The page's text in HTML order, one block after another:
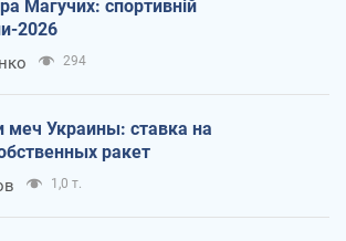
Магучих: спортивній
2026
294
меч Украины: ставка на
ракет
1,0 т.